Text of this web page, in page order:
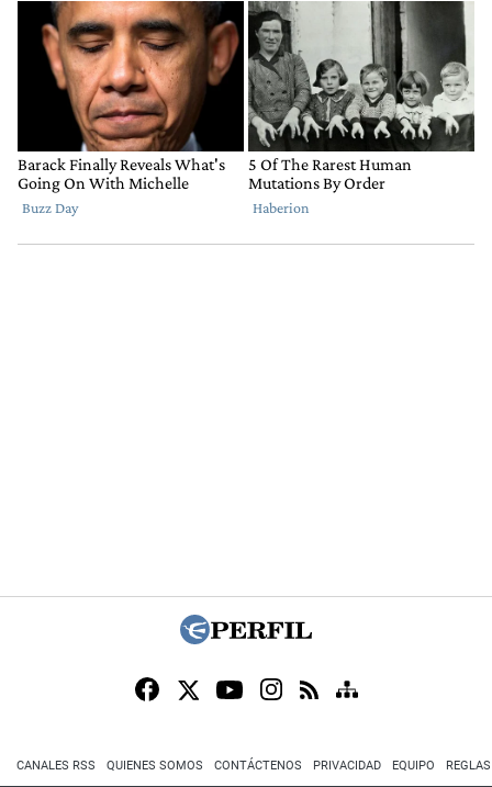
CANALES RSS QUIENES SOMOS CONTÁCTENOS PRIVACIDAD EQUIPO